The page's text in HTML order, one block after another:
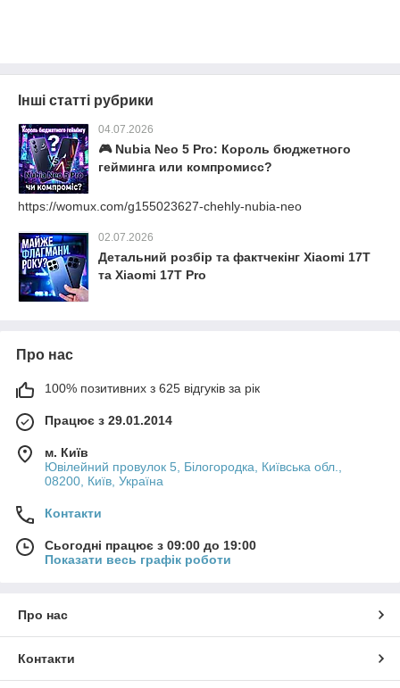
Інші статті рубрики
04.07.2026
🎮 Nubia Neo 5 Pro: Король бюджетного
гейминга или компромисс?
https://womux.com/g155023627-chehly-nubia-neo
02.07.2026
Детальний розбір та фактчекінг Xiaomi 17T
та Xiaomi 17T Pro
Про нас
100% позитивних з 625 відгуків за рік
Працює з 29.01.2014
м. Київ
Ювілейний провулок 5, Білогородка, Київська обл.,
08200, Київ, Україна
Контакти
Сьогодні працює з 09:00 до 19:00
Показати весь графік роботи
Про нас
Контакти